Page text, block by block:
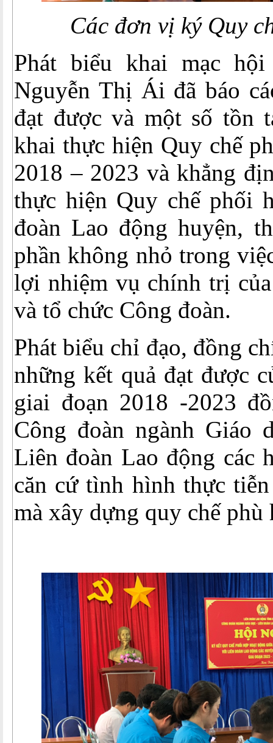
Các đơn vị ký Quy
Phát biểu khai mạc
Nguyễn Thị Ái đã báo
đạt được và một số tồn
khai thực hiện Quy chế
2018 – 2023 và khẳng
thực hiện Quy chế phối
đoàn Lao động huyện,
phần không nhỏ trong
lợi nhiệm vụ chính trị
và tổ chức Công đoàn.
Phát biểu chỉ đạo, đồng
những kết quả đạt được
giai đoạn 2018 -2023
Công đoàn ngành Giáo
Liên đoàn Lao động các
căn cứ tình hình thực
mà xây dựng quy chế phù